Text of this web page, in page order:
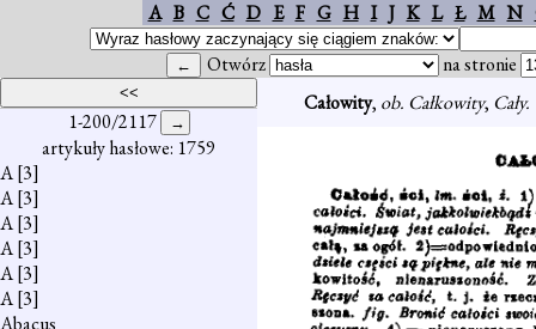
A B C Ć D E F G H I J K L Ł M N
Otwórz na stronie
1-200/2117
artykuły hasłowe: 1759
A[3]
A[3]
A[3]
A[3]
A[3]
A[3]
Abacus
Całowity, ob. Całkowity, Cały.